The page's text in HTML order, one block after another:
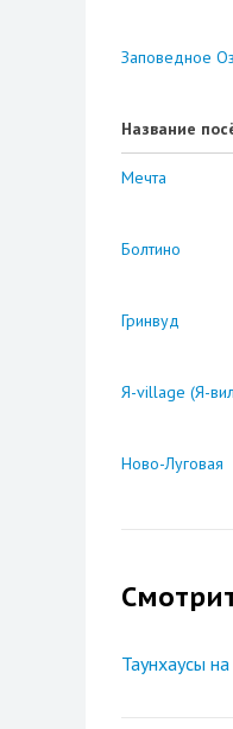
Заповедное
Название
Мечта
Болтино
Гринвуд
Я-village (Я-
Ново-Луговая
Таунхаусы